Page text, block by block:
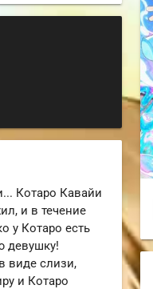
Котаро Кавайи
и в течение
у Котаро есть
девушку!
виде слизи,
и Котаро